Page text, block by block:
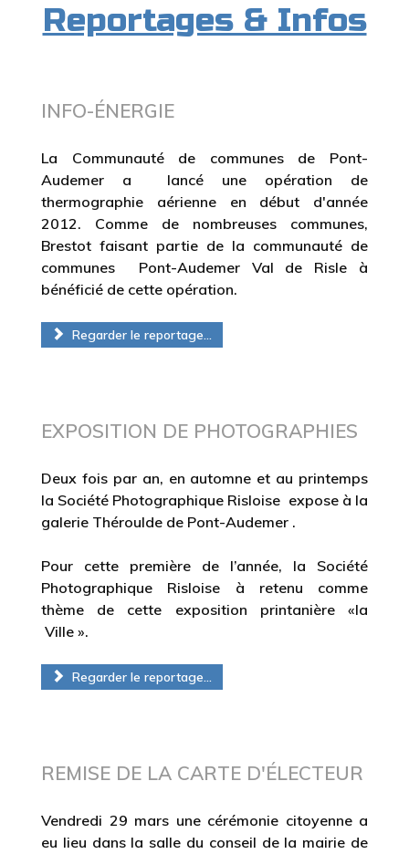
Reportages & Infos
INFO-ÉNERGIE
La Communauté de communes de Pont-
Audemer a lancé une opération de
thermographie aérienne en début d'année
2012. Comme de nombreuses communes,
Brestot faisant partie de la communauté de
communes Pont-Audemer Val de Risle à
bénéficié de cette opération.
Regarder le reportage...
EXPOSITION DE PHOTOGRAPHIES
Deux fois par an, en automne et au printemps
la Société Photographique Risloise expose à la
galerie Théroulde de Pont-Audemer .
Pour cette première de l’année, la Société
Photographique Risloise à retenu comme
thème de cette exposition printanière «la
Ville ».
Regarder le reportage...
REMISE DE LA CARTE D'ÉLECTEUR
Vendredi 29 mars une cérémonie citoyenne a
eu lieu dans la salle du conseil de la mairie de